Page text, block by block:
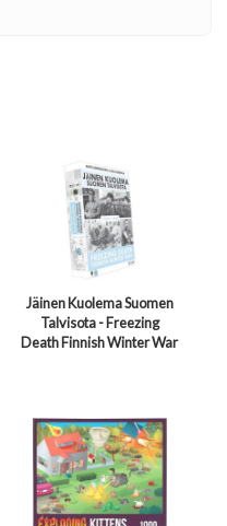
Jäinen Kuolema Suomen
Talvisota - Freezing
Death Finnish Winter War